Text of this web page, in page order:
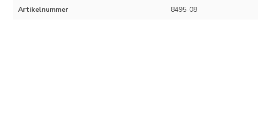
Artikelnummer 8495-08